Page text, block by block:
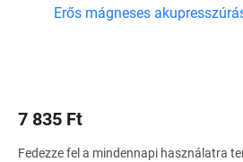
Erős mágneses
7 835 Ft
Fedezze fel a mindennapi használatra